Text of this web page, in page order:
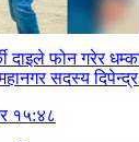
दाइले फोन गरेर
सदस्य
१५:४८